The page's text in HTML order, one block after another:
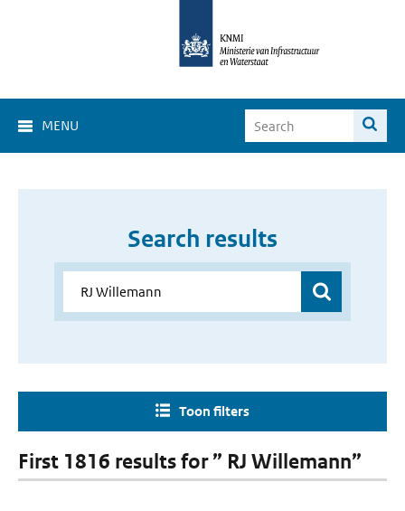
MENU
Search results
Toon filters
First 1816 results for ” RJ Willemann”